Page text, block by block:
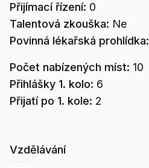
Přijímací řízení: 0
Talentová zkouška: Ne
Povinná lékařská prohlídka:
Počet nabízených míst: 10
Přihlášky 1. kolo: 6
Přijatí po 1. kole: 2
Vzdělávání